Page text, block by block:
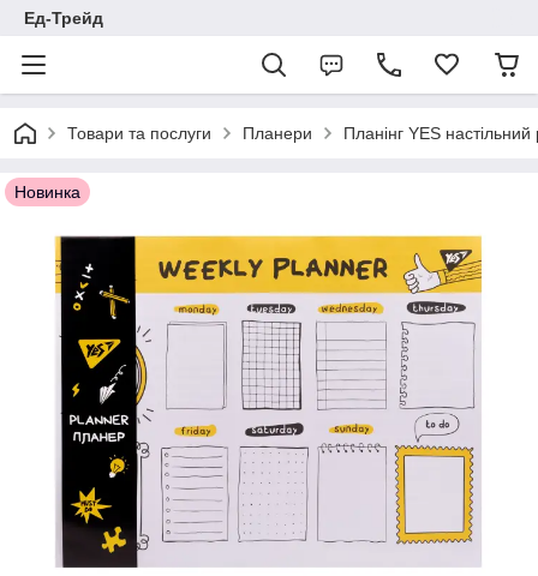
Ед-Трейд
Товари та послуги Планери Планінг YES
Новинка